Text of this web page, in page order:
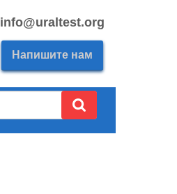
info@uraltest.org
Напишите нам